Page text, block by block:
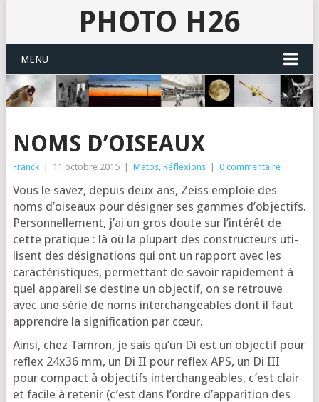
PHOTO H26
MENU
NOMS D’OISEAUX
Franck 11 octobre 2015 Matos, Réflexions 0 commentaire
Vous le savez, depuis deux ans, Zeiss emploie des
noms d’oi­seaux pour dési­gner ses gammes d’ob­jec­tifs.
Per­son­nel­le­ment, j’ai un gros doute sur l’in­té­rêt de
cette pra­tique : là où la plu­part des construc­teurs uti­
lisent des dési­gna­tions qui ont un rap­port avec les
carac­té­ris­tiques, per­met­tant de savoir rapi­de­ment à
quel appa­reil se des­tine un objec­tif, on se retrouve
avec une série de noms inter­chan­geables dont il faut
apprendre la signi­fi­ca­tion par cœur.
Ain­si, chez Tam­ron, je sais qu’un Di est un objec­tif pour
reflex 24x36 mm, un Di II pour reflex APS, un Di III
pour com­pact à objec­tifs inter­chan­geables, c’est clair
et facile à rete­nir (c’est dans l’ordre d’ap­pa­ri­tion des